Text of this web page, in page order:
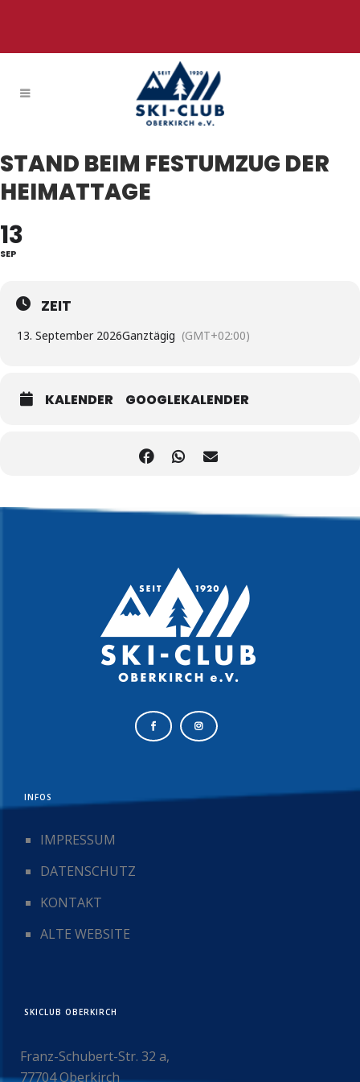
STAND BEIM FESTUMZUG DER
HEIMATTAGE
13
SEP
ZEIT
13. September 2026Ganztägig (GMT+02:00)
KALENDER GOOGLEKALENDER
INFOS
IMPRESSUM
DATENSCHUTZ
KONTAKT
ALTE WEBSITE
SKICLUB OBERKIRCH
Franz-Schubert-Str. 32 a,
77704 Oberkirch